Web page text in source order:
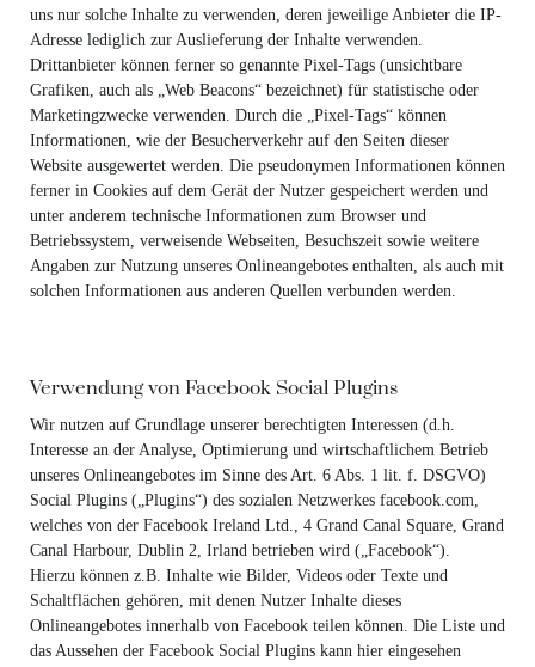
uns nur solche Inhalte zu verwenden, deren jeweilige Anbieter die IP-
Adresse lediglich zur Auslieferung der Inhalte verwenden.
Drittanbieter können ferner so genannte Pixel-Tags (unsichtbare
Grafiken, auch als „Web Beacons“ bezeichnet) für statistische oder
Marketingzwecke verwenden. Durch die „Pixel-Tags“ können
Informationen, wie der Besucherverkehr auf den Seiten dieser
Website ausgewertet werden. Die pseudonymen Informationen können
ferner in Cookies auf dem Gerät der Nutzer gespeichert werden und
unter anderem technische Informationen zum Browser und
Betriebssystem, verweisende Webseiten, Besuchszeit sowie weitere
Angaben zur Nutzung unseres Onlineangebotes enthalten, als auch mit
solchen Informationen aus anderen Quellen verbunden werden.
Verwendung von Facebook Social Plugins
Wir nutzen auf Grundlage unserer berechtigten Interessen (d.h.
Interesse an der Analyse, Optimierung und wirtschaftlichem Betrieb
unseres Onlineangebotes im Sinne des Art. 6 Abs. 1 lit. f. DSGVO)
Social Plugins („Plugins“) des sozialen Netzwerkes facebook.com,
welches von der Facebook Ireland Ltd., 4 Grand Canal Square, Grand
Canal Harbour, Dublin 2, Irland betrieben wird („Facebook“).
Hierzu können z.B. Inhalte wie Bilder, Videos oder Texte und
Schaltflächen gehören, mit denen Nutzer Inhalte dieses
Onlineangebotes innerhalb von Facebook teilen können. Die Liste und
das Aussehen der Facebook Social Plugins kann hier eingesehen